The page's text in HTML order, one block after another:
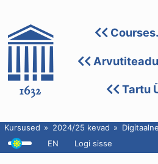
Tartu
Kursused 2024/25 kevad
EN
Logi sisse